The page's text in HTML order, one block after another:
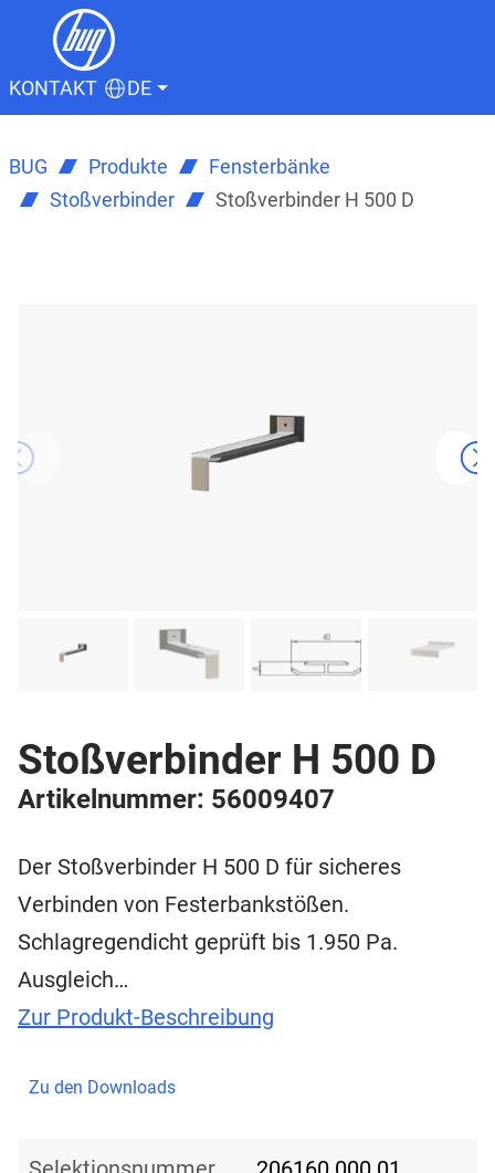
KONTAKT DE
BUG Produkte
Fensterbänke
Stoßverbinder
Stoßverbinder H 500 D
Stoßverbinder H 500 D
Artikelnummer: 56009407
Der Stoßverbinder H 500 D für sicheres
Verbinden von Festerbankstößen.
Schlagregendicht geprüft bis 1.950 Pa.
Ausgleich…
Zur Produkt-Beschreibung
Zu den Downloads